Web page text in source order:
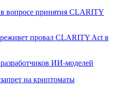
вопросе принятия CLARITY
провал CLARITY Act в
ИИ-моделей
на криптоматы